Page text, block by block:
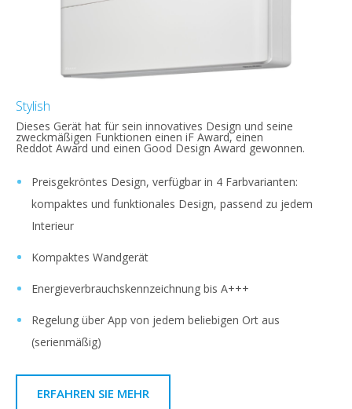
Stylish
Dieses Gerät hat für sein innovatives Design und seine
zweckmäßigen Funktionen einen iF Award, einen
Reddot Award und einen Good Design Award gewonnen.
Preisgekröntes Design, verfügbar in 4 Farbvarianten:
kompaktes und funktionales Design, passend zu jedem
Interieur
Kompaktes Wandgerät
Energieverbrauchskennzeichnung bis A+++
Regelung über App von jedem beliebigen Ort aus
(serienmäßig)
ERFAHREN SIE MEHR